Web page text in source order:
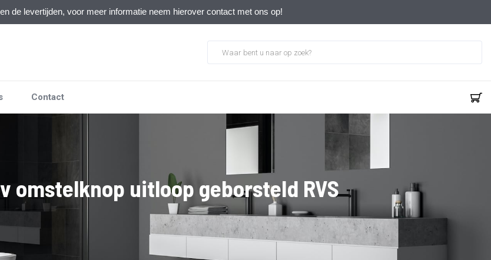
de levertijden, voor meer informatie neem hierover contact met ons op!
Contact
omstelknop uitloop geborsteld RVS